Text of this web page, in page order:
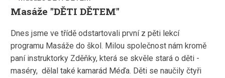
Masáže "DĚTI DĚTEM"
Dnes jsme ve třídě odstartovali první z pěti lekcí
programu Masáže do škol. Milou společnost nám kromě
paní instruktorky Zděňky, která se skvěle stará o děti -
maséry, dělal také kamarád Méďa. Děti se naučily čtyři